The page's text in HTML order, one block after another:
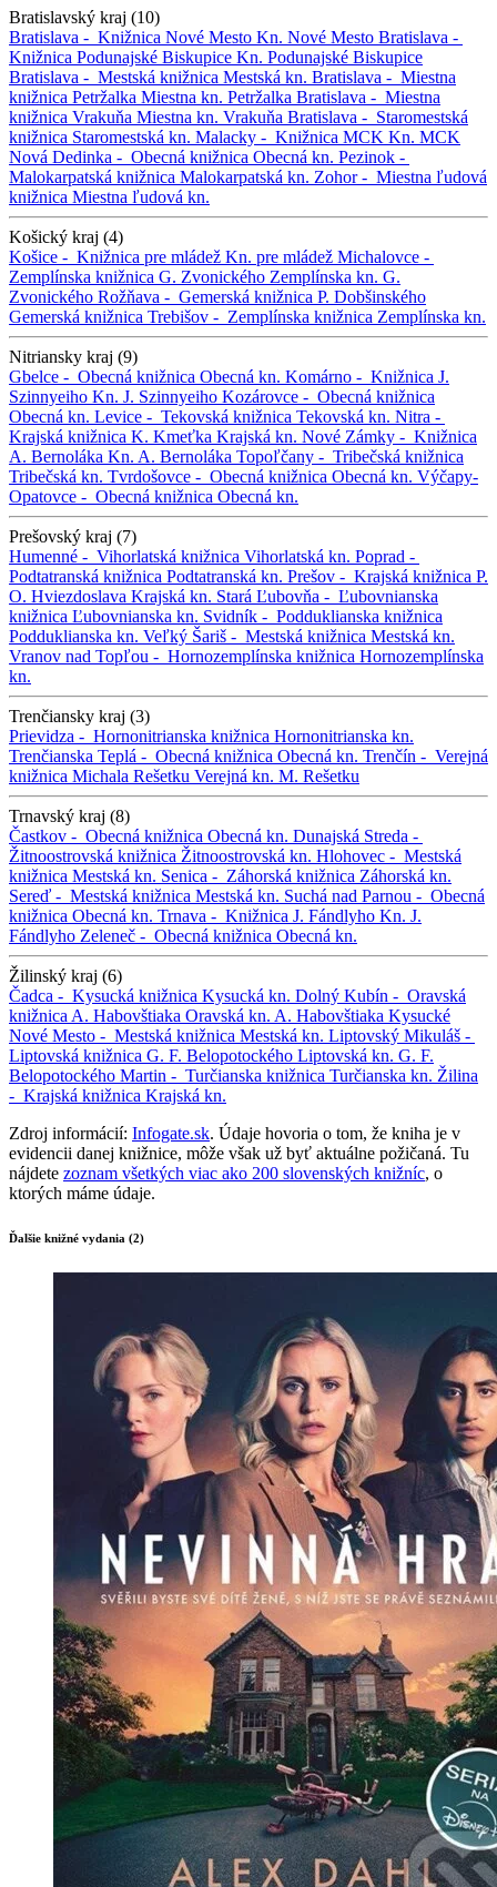
Bratislavský kraj (10)
Bratislava - Knižnica Nové Mesto Kn. Nové Mesto Bratislava -
Knižnica Podunajské Biskupice Kn. Podunajské Biskupice
Bratislava - Mestská knižnica Mestská kn. Bratislava - Miestna
knižnica Petržalka Miestna kn. Petržalka Bratislava - Miestna
knižnica Vrakuňa Miestna kn. Vrakuňa Bratislava - Staromestská
knižnica Staromestská kn. Malacky - Knižnica MCK Kn. MCK
Nová Dedinka - Obecná knižnica Obecná kn. Pezinok -
Malokarpatská knižnica Malokarpatská kn. Zohor - Miestna ľudová
knižnica Miestna ľudová kn.
Košický kraj (4)
Košice - Knižnica pre mládež Kn. pre mládež Michalovce -
Zemplínska knižnica G. Zvonického Zemplínska kn. G.
Zvonického Rožňava - Gemerská knižnica P. Dobšinského
Gemerská knižnica Trebišov - Zemplínska knižnica Zemplínska kn.
Nitriansky kraj (9)
Gbelce - Obecná knižnica Obecná kn. Komárno - Knižnica J.
Szinnyeiho Kn. J. Szinnyeiho Kozárovce - Obecná knižnica
Obecná kn. Levice - Tekovská knižnica Tekovská kn. Nitra -
Krajská knižnica K. Kmeťka Krajská kn. Nové Zámky - Knižnica
A. Bernoláka Kn. A. Bernoláka Topoľčany - Tribečská knižnica
Tribečská kn. Tvrdošovce - Obecná knižnica Obecná kn. Výčapy-
Opatovce - Obecná knižnica Obecná kn.
Prešovský kraj (7)
Humenné - Vihorlatská knižnica Vihorlatská kn. Poprad -
Podtatranská knižnica Podtatranská kn. Prešov - Krajská knižnica P.
O. Hviezdoslava Krajská kn. Stará Ľubovňa - Ľubovnianska
knižnica Ľubovnianska kn. Svidník - Podduklianska knižnica
Podduklianska kn. Veľký Šariš - Mestská knižnica Mestská kn.
Vranov nad Topľou - Hornozemplínska knižnica Hornozemplínska
kn.
Trenčiansky kraj (3)
Prievidza - Hornonitrianska knižnica Hornonitrianska kn.
Trenčianska Teplá - Obecná knižnica Obecná kn. Trenčín - Verejná
knižnica Michala Rešetku Verejná kn. M. Rešetku
Trnavský kraj (8)
Častkov - Obecná knižnica Obecná kn. Dunajská Streda -
Žitnoostrovská knižnica Žitnoostrovská kn. Hlohovec - Mestská
knižnica Mestská kn. Senica - Záhorská knižnica Záhorská kn.
Sereď - Mestská knižnica Mestská kn. Suchá nad Parnou - Obecná
knižnica Obecná kn. Trnava - Knižnica J. Fándlyho Kn. J.
Fándlyho Zeleneč - Obecná knižnica Obecná kn.
Žilinský kraj (6)
Čadca - Kysucká knižnica Kysucká kn. Dolný Kubín - Oravská
knižnica A. Habovštiaka Oravská kn. A. Habovštiaka Kysucké
Nové Mesto - Mestská knižnica Mestská kn. Liptovský Mikuláš -
Liptovská knižnica G. F. Belopotockého Liptovská kn. G. F.
Belopotockého Martin - Turčianska knižnica Turčianska kn. Žilina
- Krajská knižnica Krajská kn.
Zdroj informácií: Infogate.sk. Údaje hovoria o tom, že kniha je v
evidencii danej knižnice, môže však už byť aktuálne požičaná. Tu
nájdete zoznam všetkých viac ako 200 slovenských knižníc, o
ktorých máme údaje.
Ďalšie knižné vydania (2)